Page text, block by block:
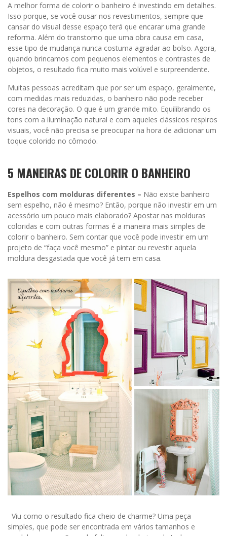
A melhor forma de colorir o banheiro é investindo em detalhes.
Isso porque, se você ousar nos revestimentos, sempre que
cansar do visual desse espaço terá que encarar uma grande
reforma. Além do transtorno que uma obra causa em casa,
esse tipo de mudança nunca costuma agradar ao bolso. Agora,
quando brincamos com pequenos elementos e contrastes de
objetos, o resultado fica muito mais volúvel e surpreendente.
Muitas pessoas acreditam que por ser um espaço, geralmente,
com medidas mais reduzidas, o banheiro não pode receber
cores na decoração. O que é um grande mito. Equilibrando os
tons com a iluminação natural e com aqueles clássicos respiros
visuais, você não precisa se preocupar na hora de adicionar um
toque colorido no cômodo.
5 MANEIRAS DE COLORIR O BANHEIRO
Espelhos com molduras diferentes – Não existe banheiro
sem espelho, não é mesmo? Então, porque não investir em um
acessório um pouco mais elaborado? Apostar nas molduras
coloridas e com outras formas é a maneira mais simples de
colorir o banheiro. Sem contar que você pode investir em um
projeto de “faça você mesmo” e pintar ou revestir aquela
moldura desgastada que você já tem em casa.
Viu como o resultado fica cheio de charme? Uma peça
simples, que pode ser encontrada em vários tamanhos e